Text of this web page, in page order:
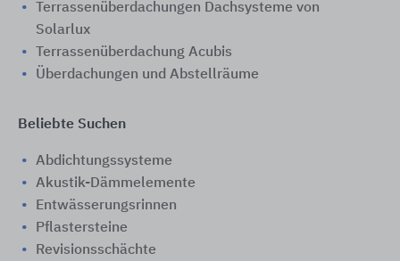
Terrassenüberdachungen Dachsysteme von
Solarlux
Terrassenüberdachung Acubis
Überdachungen und Abstellräume
Beliebte Suchen
Abdichtungssysteme
Akustik-Dämmelemente
Entwässerungsrinnen
Pflastersteine
Revisionsschächte